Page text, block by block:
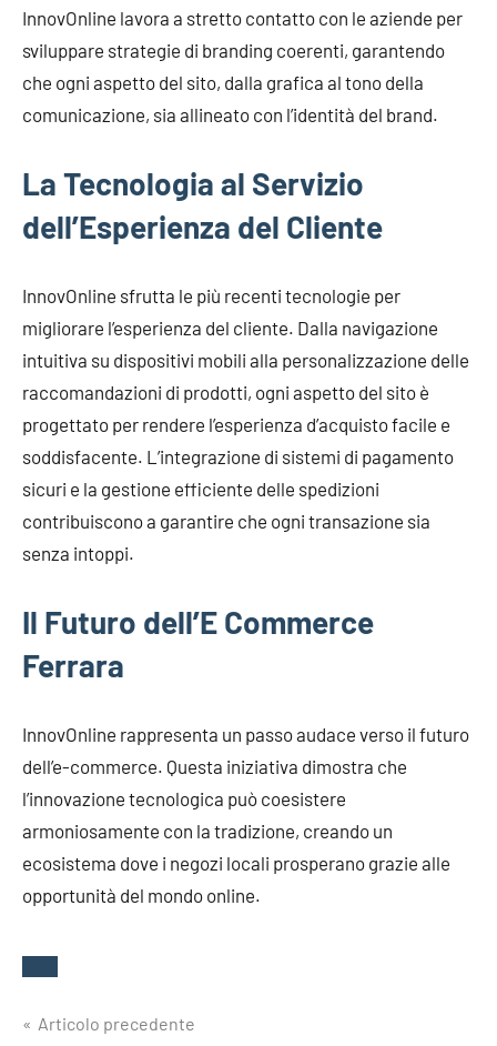
InnovOnline lavora a stretto contatto con le aziende per
sviluppare strategie di branding coerenti, garantendo
che ogni aspetto del sito, dalla grafica al tono della
comunicazione, sia allineato con l’identità del brand.
La Tecnologia al Servizio
dell’Esperienza del Cliente
InnovOnline sfrutta le più recenti tecnologie per
migliorare l’esperienza del cliente. Dalla navigazione
intuitiva su dispositivi mobili alla personalizzazione delle
raccomandazioni di prodotti, ogni aspetto del sito è
progettato per rendere l’esperienza d’acquisto facile e
soddisfacente. L’integrazione di sistemi di pagamento
sicuri e la gestione efficiente delle spedizioni
contribuiscono a garantire che ogni transazione sia
senza intoppi.
Il Futuro dell’E Commerce
Ferrara
InnovOnline rappresenta un passo audace verso il futuro
dell’e-commerce. Questa iniziativa dimostra che
l’innovazione tecnologica può coesistere
armoniosamente con la tradizione, creando un
ecosistema dove i negozi locali prosperano grazie alle
opportunità del mondo online.
Navigazione
Articolo precedente